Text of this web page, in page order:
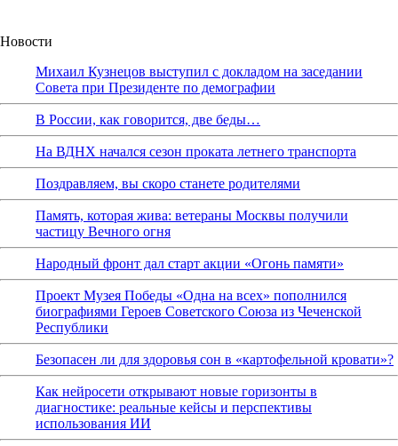
Новости
Михаил Кузнецов выступил с докладом на заседании
Совета при Президенте по демографии
В России, как говорится, две беды…
На ВДНХ начался сезон проката летнего транспорта
Поздравляем, вы скоро станете родителями
Память, которая жива: ветераны Москвы получили
частицу Вечного огня
Народный фронт дал старт акции «Огонь памяти»
Проект Музея Победы «Одна на всех» пополнился
биографиями Героев Советского Союза из Чеченской
Республики
Безопасен ли для здоровья сон в «картофельной кровати»?
Как нейросети открывают новые горизонты в
диагностике: реальные кейсы и перспективы
использования ИИ